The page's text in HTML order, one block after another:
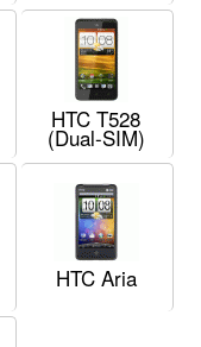
HTC T528
(Dual-SIM)
HTC Aria